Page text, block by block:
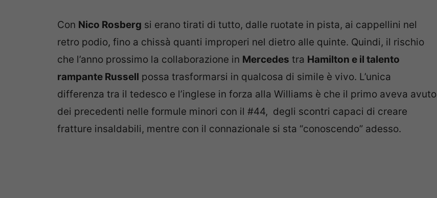
Con Nico Rosberg si erano tirati di tutto, dalle ruotate in pista, ai cappellini nel
retro podio, fino a chissà quanti improperi nel dietro alle quinte. Quindi, il rischio
che l’anno prossimo la collaborazione in Mercedes tra Hamilton e il talento
rampante Russell possa trasformarsi in qualcosa di simile è vivo. L’unica
differenza tra il tedesco e l’inglese in forza alla Williams è che il primo aveva avuto
dei precedenti nelle formule minori con il #44, degli scontri capaci di creare
fratture insaldabili, mentre con il connazionale si sta “conoscendo” adesso.